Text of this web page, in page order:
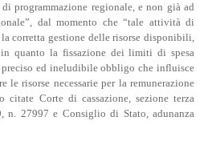
programmazione regionale, e non già ad
dal momento che “tale attività di
corretta gestione delle risorse disponibili,
in quanto la fissazione dei limiti di spesa
preciso ed ineludibile obbligo che influisce
le risorse necessarie per la remunerazione
citate Corte di cassazione, sezione terza
n. 27997 e Consiglio di Stato, adunanza